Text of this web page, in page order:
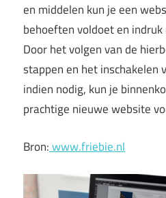
en middelen kun je een
behoeften voldoet en
Door het volgen van de
stappen en het inschakelen
indien nodig, kun je
prachtige nieuwe website
Bron:www.friebie.nl